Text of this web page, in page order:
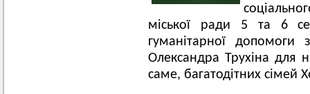
міської ради 5 та 6
гуманітарної допомоги
Олександра Трухіна для
саме, багатодітних сімей